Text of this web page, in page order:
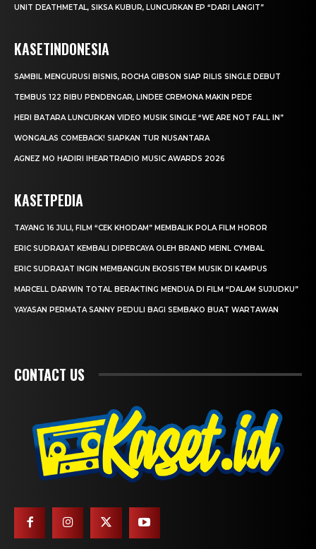
UNIT DEATHMETAL, SIKSA KUBUR, LUNCURKAN EP “DARI LANGIT”
KASETINDONESIA
SAMBIL MENGURUSI BISNIS, ROCHA GIBSON SIAP RILIS SINGLE DEBUT
TEMBUS 122 RIBU PENDENGAR, LINDEE CREMONA MAKIN PEDE
HERI BATARA LUNCURKAN VIDEO MUSIK SINGLE “WE ARE NOT FALL IN”
WONGALAS COMEBACK! SIAPKAN TUR NUSANTARA
AGNEZ MO HADIRI IHEARTRADIO MUSIC AWARDS 2026
KASETPEDIA
TAYANG 16 JULI, FILM “CEK KHODAM” MEMBALIK POLA FILM HOROR
ERIC SUDRAJAT KEMBALI DIPERCAYA OLEH BRAND MEINL CYMBAL
ERIC SUDRAJAT INGIN MEMBANGUN EKOSISTEM MUSIK DI KAMPUS
MARCELL DARWIN TOTAL BERAKTING MENDUA DI FILM “DALAM SUJUDKU”
YAYASAN PERMATA SANNY PEDULI BAGI SEMBAKO BUAT WARTAWAN
CONTACT US